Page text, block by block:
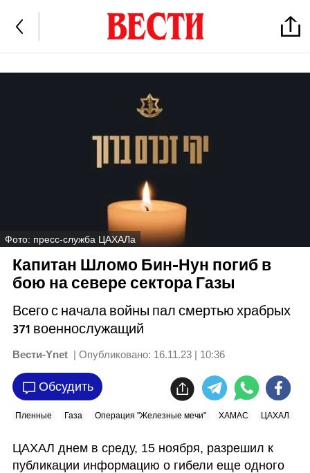
Фото: пресс-служба ЦАХАЛа
Капитан Шломо Бин-Нун погиб в
бою на севере сектора Газы
Всего с начала войны пал смертью храбрых
371 военнослужащий
Вести-Ynet | Опубликовано: 16.11.23 | 10:36
Обсудить
Пленные Газа Операция "Железные мечи" ХАМАС ЦАХАЛ
ЦАХАЛ днем в среду, 15 ноября, разрешил к
публикации информацию о гибели еще одного